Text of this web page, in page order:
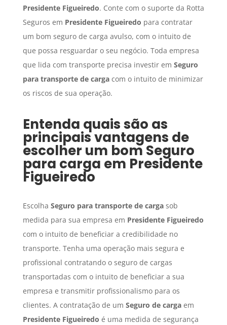
Presidente Figueiredo. Conte com o suporte da Rotta
Seguros em Presidente Figueiredo para contratar
um bom seguro de carga avulso, com o intuito de
que possa resguardar o seu negócio. Toda empresa
que lida com transporte precisa investir em Seguro
para transporte de cargacom o intuito de minimizar
os riscos de sua operação.
Entenda quais são as
principais vantagens de
escolher um bomSeguro
para carga em Presidente
Figueiredo
Escolha Seguro para transporte de cargasob
medida para sua empresa em Presidente Figueiredo
com o intuito de beneficiar a credibilidade no
transporte. Tenha uma operação mais segura e
profissional contratando o seguro de cargas
transportadas com o intuito de beneficiar a sua
empresa e transmitir profissionalismo para os
clientes. A contratação de um Seguro de cargaem
Presidente Figueiredo é uma medida de segurança